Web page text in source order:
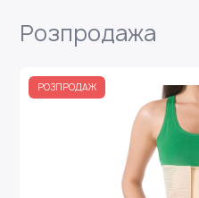
Розпродажа
РОЗПРОДАЖ